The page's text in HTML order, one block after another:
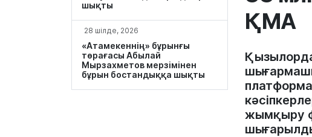
шықты
28 шілде, 2026
«Атамекеннің» бұрынғы
төрағасы Абылай
Мырзахметов мерзімінен
бұрын бостандыққа шықты
ҚМА
жымқыру